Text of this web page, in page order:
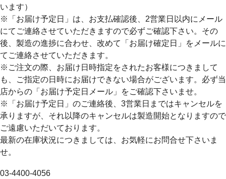
います）
※「お届け予定日」は、お支払確認後、2営業日以内にメール
にてご連絡させていただきますので必ずご確認下さい。その
後、製造の進捗に合わせ、改めて「お届け確定日」をメールに
てご連絡させていただきます。
※ご注文の際、お届け日時指定をされたお客様につきまして
も、ご指定の日時にお届けできない場合がございます。必ず当
店からの「お届け予定日メール」をご確認下さいませ。
※「お届け予定日」のご連絡後、3営業日まではキャンセルを
承りますが、それ以降のキャンセルは製造開始となりますので
ご遠慮いただいております。
最新の在庫状況につきましては、お気軽にお問合せ下さいま
せ。
03-4400-4056